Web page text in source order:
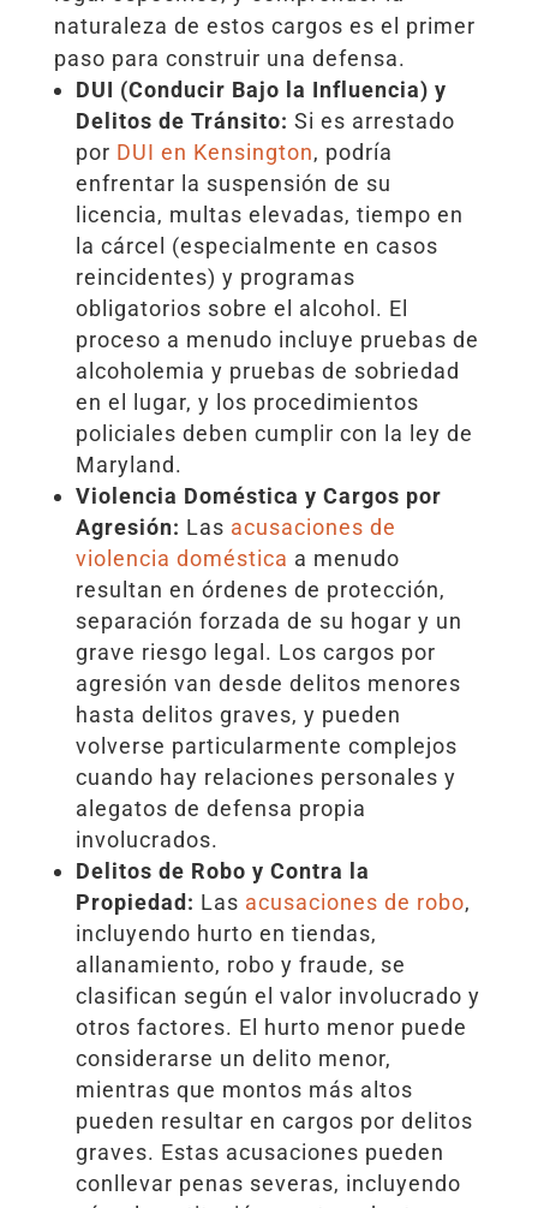
naturaleza de estos cargos es el primer
paso para construir una defensa.
DUI (Conducir Bajo la Influencia) y
Delitos de Tránsito: Si es arrestado
por DUI en Kensington, podría
enfrentar la suspensión de su
licencia, multas elevadas, tiempo en
la cárcel (especialmente en casos
reincidentes) y programas
obligatorios sobre el alcohol. El
proceso a menudo incluye pruebas de
alcoholemia y pruebas de sobriedad
en el lugar, y los procedimientos
policiales deben cumplir con la ley de
Maryland.
Violencia Doméstica y Cargos por
Agresión: Las acusaciones de
violencia doméstica a menudo
resultan en órdenes de protección,
separación forzada de su hogar y un
grave riesgo legal. Los cargos por
agresión van desde delitos menores
hasta delitos graves, y pueden
volverse particularmente complejos
cuando hay relaciones personales y
alegatos de defensa propia
involucrados.
Delitos de Robo y Contra la
Propiedad: Las acusaciones de robo,
incluyendo hurto en tiendas,
allanamiento, robo y fraude, se
clasifican según el valor involucrado y
otros factores. El hurto menor puede
considerarse un delito menor,
mientras que montos más altos
pueden resultar en cargos por delitos
graves. Estas acusaciones pueden
conllevar penas severas, incluyendo